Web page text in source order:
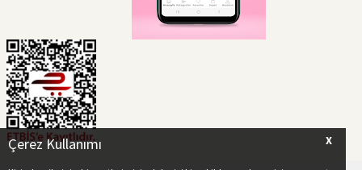
X
Çerez Kullanımı